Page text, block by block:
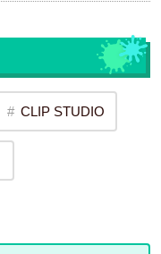
CLIP STUDIO